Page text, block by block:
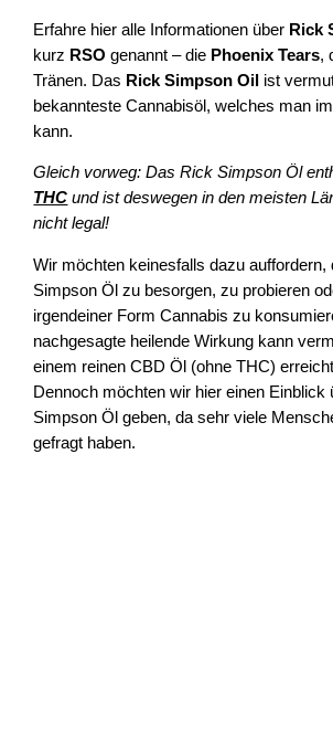
Erfahre hier alle Informationen über Rick
kurz RSO genannt – die Phoenix Tears,
Tränen. Das Rick Simpson Oil ist
bekannteste Cannabisöl, welches man
kann.
Gleich vorweg: Das Rick Simpson Öl
THC und ist deswegen in den meisten
nicht legal!
Wir möchten keinesfalls dazu auffordern,
Simpson Öl zu besorgen, zu probieren
irgendeiner Form Cannabis zu
nachgesagte heilende Wirkung kann
einem reinen CBD Öl (ohne THC)
Dennoch möchten wir hier einen Einblick
Simpson Öl geben, da sehr viele
gefragt haben.